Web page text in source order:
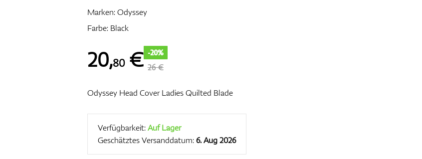
Marken:Odyssey
Farbe: Black
20,80€ -20%
26 €
Odyssey Head Cover Ladies Quilted Blade
Verfügbarkeit:Auf Lager
Geschätztes Versanddatum:6. Aug 2026